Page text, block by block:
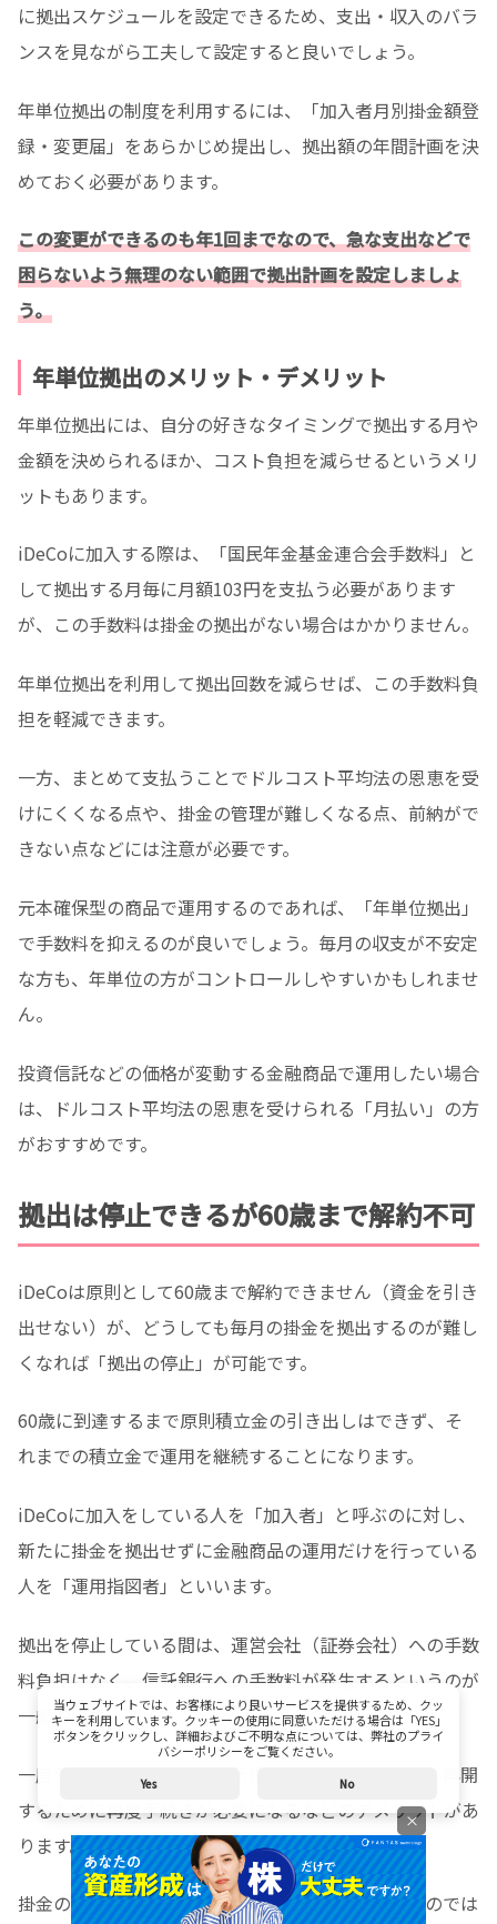
に拠出スケジュールを設定できるため、支出・収入のバラ
ンスを見ながら工夫して設定すると良いでしょう。
年単位拠出の制度を利用するには、「加入者月別掛金額登
録・変更届」をあらかじめ提出し、拠出額の年間計画を決
めておく必要があります。
この変更ができるのも年1回までなので、急な支出などで
困らないよう無理のない範囲で拠出計画を設定しましょ
う。
年単位拠出のメリット・デメリット
年単位拠出には、自分の好きなタイミングで拠出する月や
金額を決められるほか、コスト負担を減らせるというメリ
ットもあります。
iDeCoに加入する際は、「国民年金基金連合会手数料」と
して拠出する月毎に月額103円を支払う必要があります
が、この手数料は掛金の拠出がない場合はかかりません。
年単位拠出を利用して拠出回数を減らせば、この手数料負
担を軽減できます。
一方、まとめて支払うことでドルコスト平均法の恩恵を受
けにくくなる点や、掛金の管理が難しくなる点、前納がで
きない点などには注意が必要です。
元本確保型の商品で運用するのであれば、「年単位拠出」
で手数料を抑えるのが良いでしょう。毎月の収支が不安定
な方も、年単位の方がコントロールしやすいかもしれませ
ん。
投資信託などの価格が変動する金融商品で運用したい場合
は、ドルコスト平均法の恩恵を受けられる「月払い」の方
がおすすめです。
拠出は停止できるが60歳まで解約不可
iDeCoは原則として60歳まで解約できません（資金を引き
出せない）が、どうしても毎月の掛金を拠出するのが難し
くなれば「拠出の停止」が可能です。
60歳に到達するまで原則積立金の引き出しはできず、そ
れまでの積立金で運用を継続することになります。
iDeCoに加入をしている人を「加入者」と呼ぶのに対し、
新たに掛金を拠出せずに金融商品の運用だけを行っている
人を「運用指図者」といいます。
拠出を停止している間は、運営会社（証券会社）への手数
料負担はなく、信託銀行への手数料が発生するというのが
一般的です。
一度停止を行うとその分の所得控除がなくなったり、再開
するために再度手続きが必要になるなどのデメリットがあ
ります。
掛金の拠出が負担になったとしても安易に停止するのでは
当ウェブサイトでは、お客様により良いサービスを提供するため、クッ
キーを利用しています。クッキーの使用に同意いただける場合は「YES」
ボタンをクリックし、詳細およびご不明な点については、弊社のプライ
バシーポリシーをご覧ください。
Yes No
×